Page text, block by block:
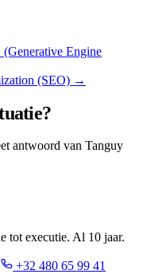
Engine
(SEO) →
antwoord van Tanguy
tot executie. Al 10 jaar.
+32 480 65 99 41